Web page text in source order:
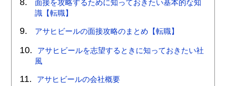
面接を攻略するために知っておきたい基本的な知
識【転職】
アサヒビールの面接攻略のまとめ【転職】
アサヒビールを志望するときに知っておきたい社
風
アサヒビールの会社概要